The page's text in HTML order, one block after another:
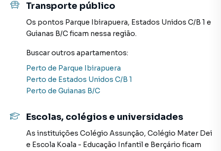
Transporte público
Os pontos Parque Ibirapuera, Estados Unidos C/B 1 e
Guianas B/Cficam nessa região.
Buscar outros apartamentos:
Perto de Parque Ibirapuera
Perto de Estados Unidos C/B 1
Perto de Guianas B/C
Escolas, colégios e universidades
As instituições Colégio Assunção, Colégio Mater Dei
e Escola Koala - Educação Infantil e Berçário ficam